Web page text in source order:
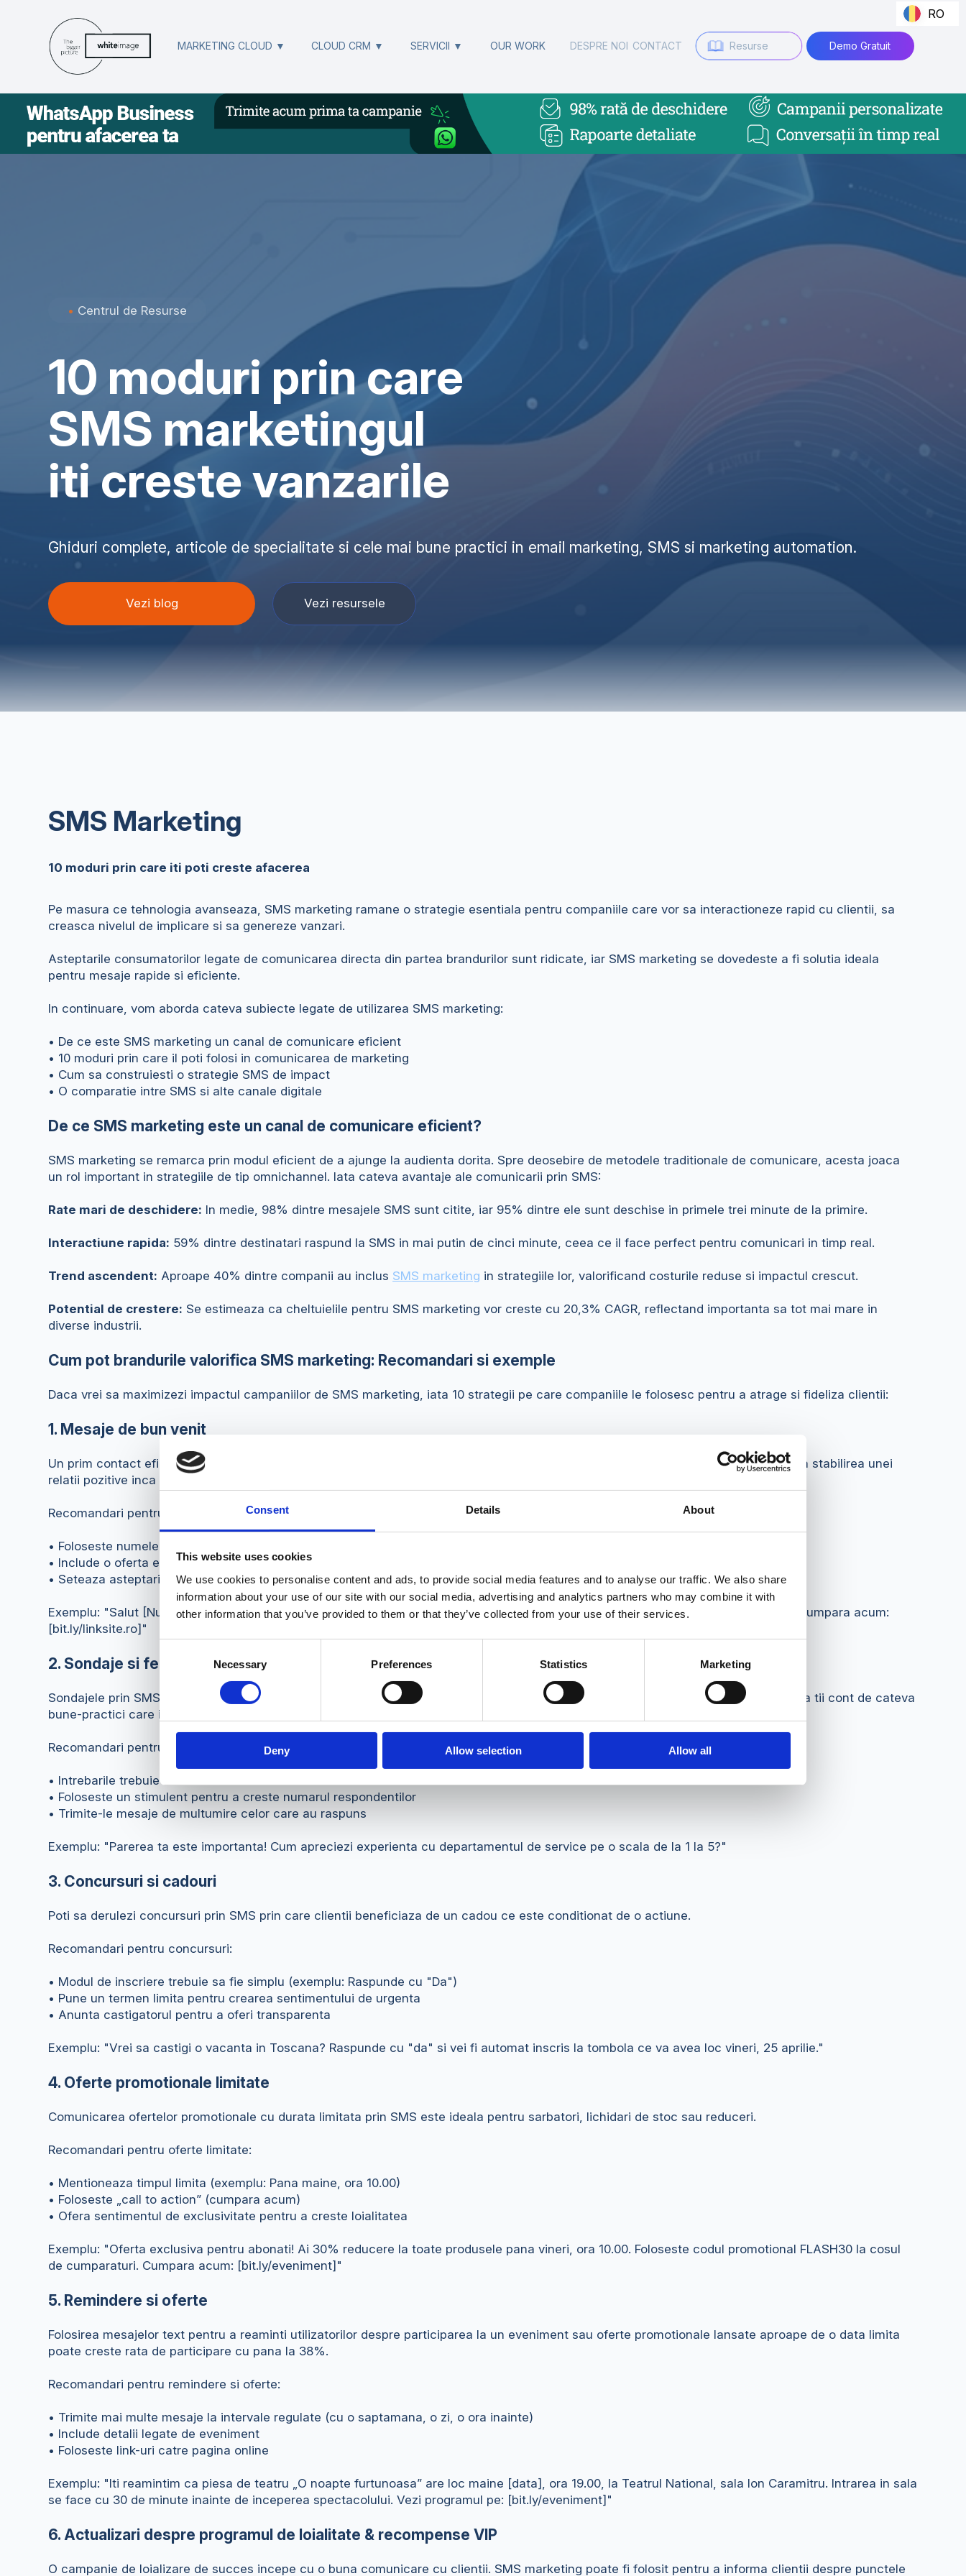
Consent Details About
This website uses cookies
We use cookies to personalise content and ads, to provide social media features and to analyse our traffic. We also share
information about your use of our site with our social media, advertising and analytics partners who may combine it with
other information that you’ve provided to them or that they’ve collected from your use of their services.
Necessary Preferences Statistics Marketing
Deny Allow selection Allow all
MARKETING CLOUD ▼ CLOUD CRM ▼ SERVICII ▼ OUR WORK DESPRE NOI CONTACT Resurse Demo Gratuit
• Centrul de Resurse
10 moduri prin care
SMS marketingul
iti creste vanzarile
Ghiduri complete, articole de specialitate si cele mai bune practici in email marketing, SMS si marketing automation.
Vezi blog Vezi resursele
SMS Marketing
10 moduri prin care iti poti creste afacerea
Pe masura ce tehnologia avanseaza, SMS marketing ramane o strategie esentiala pentru companiile care vor sa interactioneze rapid cu clientii, sa
creasca nivelul de implicare si sa genereze vanzari.
Asteptarile consumatorilor legate de comunicarea directa din partea brandurilor sunt ridicate, iar SMS marketing se dovedeste a fi solutia ideala
pentru mesaje rapide si eficiente.
In continuare, vom aborda cateva subiecte legate de utilizarea SMS marketing:
• De ce este SMS marketing un canal de comunicare eficient
• 10 moduri prin care il poti folosi in comunicarea de marketing
• Cum sa construiesti o strategie SMS de impact
• O comparatie intre SMS si alte canale digitale
De ce SMS marketing este un canal de comunicare eficient?
SMS marketing se remarca prin modul eficient de a ajunge la audienta dorita. Spre deosebire de metodele traditionale de comunicare, acesta joaca
un rol important in strategiile de tip omnichannel. Iata cateva avantaje ale comunicarii prin SMS:
Rate mari de deschidere: In medie, 98% dintre mesajele SMS sunt citite, iar 95% dintre ele sunt deschise in primele trei minute de la primire.
Interactiune rapida: 59% dintre destinatari raspund la SMS in mai putin de cinci minute, ceea ce il face perfect pentru comunicari in timp real.
Trend ascendent: Aproape 40% dintre companii au inclus SMS marketing in strategiile lor, valorificand costurile reduse si impactul crescut.
Potential de crestere: Se estimeaza ca cheltuielile pentru SMS marketing vor creste cu 20,3% CAGR, reflectand importanta sa tot mai mare in
diverse industrii.
Cum pot brandurile valorifica SMS marketing: Recomandari si exemple
Daca vrei sa maximizezi impactul campaniilor de SMS marketing, iata 10 strategii pe care companiile le folosesc pentru a atrage si fideliza clientii:
1. Mesaje de bun venit
Un prim contact eficient poate determina loialitatea pe termen lung a clientilor. Trimiterea unui SMS personalizat la inscriere ajuta la stabilirea unei
relatii pozitive inca de la inceput.
Recomandari pentru mesaje de bun venit:
• Foloseste numele clientului pentru un plus de personalizare
• Include o oferta exclusiva pentru prima achizitie
• Seteaza asteptarile clientilor explicand ce va urma (noutati, reduceri, beneficii)
Exemplu: "Salut [Nume]! Bine ai venit in comunitatea noastra. Primeste 10% reducere la prima ta comanda cu codul WELCOME10. Cumpara acum:
[bit.ly/linksite.ro]"
2. Sondaje si feedback clienti
Sondajele prin SMS sunt modalitatile cele mai eficiente de a primi feedback de la clientii tai. Atunci cand trimiti un sondaj, trebuie sa tii cont de cateva
bune-practici care iti vor creste rata de raspuns.
Recomandari pentru sondaje:
• Intrebarile trebuie sa fie scurte si usor de inteles – maxim 3 intrebari
• Foloseste un stimulent pentru a creste numarul respondentilor
• Trimite-le mesaje de multumire celor care au raspuns
Exemplu: "Parerea ta este importanta! Cum apreciezi experienta cu departamentul de service pe o scala de la 1 la 5?"
3. Concursuri si cadouri
Poti sa derulezi concursuri prin SMS prin care clientii beneficiaza de un cadou ce este conditionat de o actiune.
Recomandari pentru concursuri:
• Modul de inscriere trebuie sa fie simplu (exemplu: Raspunde cu "Da")
• Pune un termen limita pentru crearea sentimentului de urgenta
• Anunta castigatorul pentru a oferi transparenta
Exemplu: "Vrei sa castigi o vacanta in Toscana? Raspunde cu "da" si vei fi automat inscris la tombola ce va avea loc vineri, 25 aprilie."
4. Oferte promotionale limitate
Comunicarea ofertelor promotionale cu durata limitata prin SMS este ideala pentru sarbatori, lichidari de stoc sau reduceri.
Recomandari pentru oferte limitate:
• Mentioneaza timpul limita (exemplu: Pana maine, ora 10.00)
• Foloseste „call to action” (cumpara acum)
• Ofera sentimentul de exclusivitate pentru a creste loialitatea
Exemplu: "Oferta exclusiva pentru abonati! Ai 30% reducere la toate produsele pana vineri, ora 10.00. Foloseste codul promotional FLASH30 la cosul
de cumparaturi. Cumpara acum: [bit.ly/eveniment]"
5. Remindere si oferte
Folosirea mesajelor text pentru a reaminti utilizatorilor despre participarea la un eveniment sau oferte promotionale lansate aproape de o data limita
poate creste rata de participare cu pana la 38%.
Recomandari pentru remindere si oferte:
• Trimite mai multe mesaje la intervale regulate (cu o saptamana, o zi, o ora inainte)
• Include detalii legate de eveniment
• Foloseste link-uri catre pagina online
Exemplu: "Iti reamintim ca piesa de teatru „O noapte furtunoasa” are loc maine [data], ora 19.00, la Teatrul National, sala Ion Caramitru. Intrarea in sala
se face cu 30 de minute inainte de inceperea spectacolului. Vezi programul pe: [bit.ly/eveniment]"
6. Actualizari despre programul de loialitate & recompense VIP
O campanie de loializare de succes incepe cu o buna comunicare cu clientii. SMS marketing poate fi folosit pentru a informa clientii despre punctele
RO